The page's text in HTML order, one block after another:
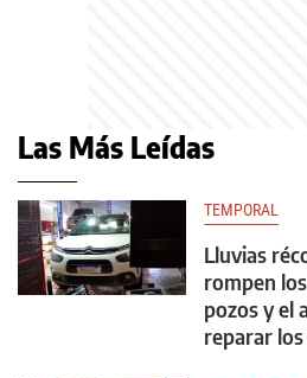
Las Más Leídas
TEMPORAL
Lluvias
rompen
pozos y el
reparar